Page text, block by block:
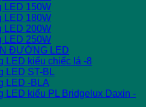
LED 150W
LED 180W
LED 200W
LED 250W
ĐƯỜNG LED
LED kiểu chiếc lá -8
LED ST-BL
LED -BLA
LED kiểu PL Bridgelux Daxin -